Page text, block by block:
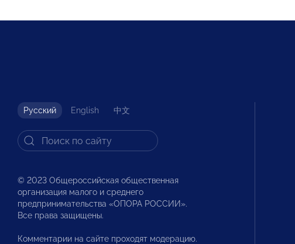
Русский English 中文
© 2023 Общероссийская общественная
организация малого и среднего
предпринимательства «ОПОРА РОССИИ».
Все права защищены.
Комментарии на сайте проходят модерацию.